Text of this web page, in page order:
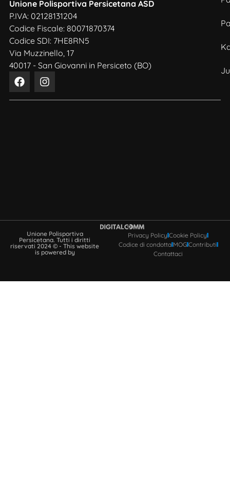
Unione Polisportiva Persicetana ASD
P.IVA: 02128131204
Codice Fiscale: 80071870374
Codice SDI: 7HE8RN5
Via Muzzinello, 17
40017 - San Giovanni in Persiceto (BO)
Unione Polisportiva
Persicetana. Tutti i diritti
riservati 2024 © - This website
is powered by
Privacy Policy Cookie Policy
Codice di condotta MOG Contributi
Contattaci